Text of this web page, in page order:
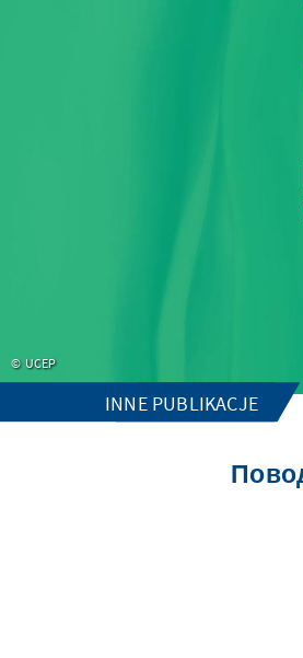
UCEP
INNE PUBLIKACJE